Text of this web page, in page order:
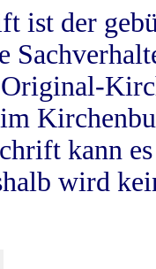
ist der
kann
wird